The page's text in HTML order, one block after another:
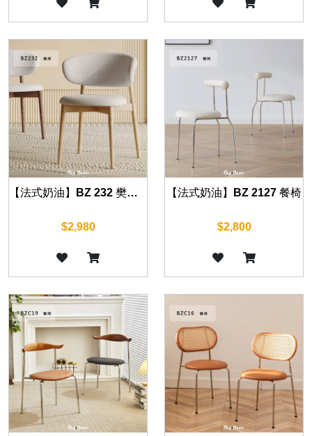
【法式奶油】BZ 232 樊妮餐椅 (原木色/胡桃色/黑色)
$2,980
【法式奶油】BZ 2127 餐椅
$2,800